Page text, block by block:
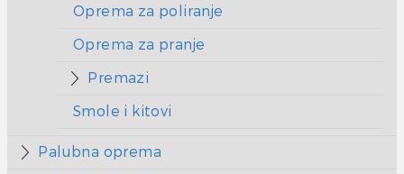
Oprema za poliranje
Oprema za pranje
Premazi
Smole i kitovi
Palubna oprema